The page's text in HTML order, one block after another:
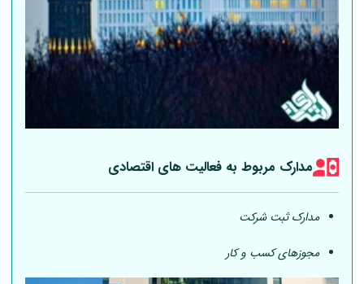
مدارک مربوط به فعالیت های اقتصادی
مدارک ثبت شرکت
مجوزهای کسب و کار